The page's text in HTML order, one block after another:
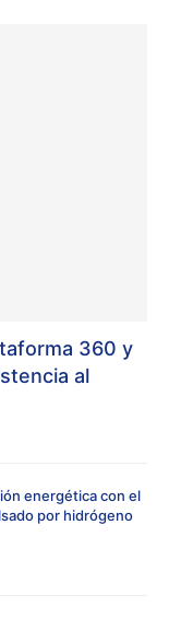
360 y
al
energética con el
por hidrógeno